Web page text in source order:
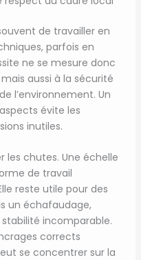
de travailler en
parfois en
ne se mesure donc
aussi à la sécurité
l’environnement. Un
évite les
inutiles.
les chutes. Une échelle
de travail
reste utile pour des
un échafaudage,
incomparable.
corrects
se concentrer sur la